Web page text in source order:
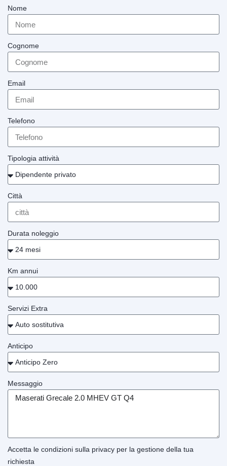
Nome
Cognome
Email
Telefono
Tipologia attività
Città
Durata noleggio
Km annui
Servizi Extra
Anticipo
Messaggio
Accetta le condizioni sulla privacy per la gestione della tua
richiesta